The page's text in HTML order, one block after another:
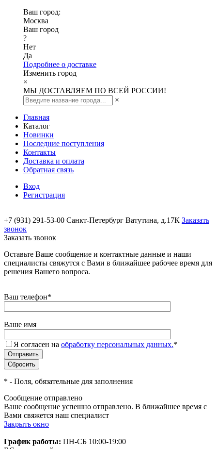
Ваш город:
Москва
Ваш город
?
Нет
Да
Подробнее о доставке
Изменить город
×
МЫ ДОСТАВЛЯЕМ ПО ВСЕЙ РОССИИ!
×
Главная
Каталог
Новинки
Последние поступления
Контакты
Доставка и оплата
Обратная связь
Вход
Регистрация
+7 (931) 291-53-00 Санкт-Петербург Ватутина, д.17К Заказать
звонок
Заказать звонок
Оставьте Ваше сообщение и контактные данные и наши
специалисты свяжутся с Вами в ближайшее рабочее время для
решения Вашего вопроса.
Ваш телефон*
Ваше имя
Я согласен на обработку персональных данных.*
* - Поля, обязательные для заполнения
Сообщение отправлено
Ваше сообщение успешно отправлено. В ближайшее время с
Вами свяжется наш специалист
Закрыть окно
График работы: ПН-СБ 10:00-19:00